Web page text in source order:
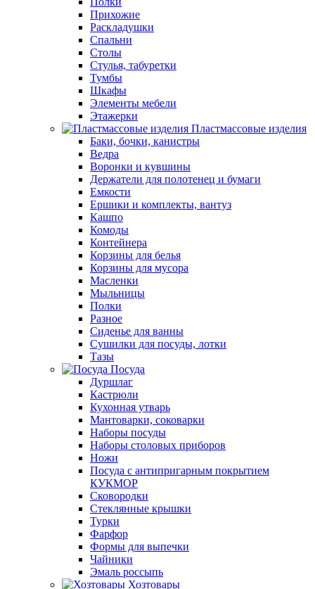
Прихожие
Раскладушки
Спальни
Столы
Стулья, табуретки
Тумбы
Шкафы
Элементы мебели
Этажерки
Пластмассовые изделия
Баки, бочки, канистры
Ведра
Воронки и кувшины
Держатели для полотенец и бумаги
Емкости
Ершики и комплекты, вантуз
Кашпо
Комоды
Контейнера
Корзины для белья
Корзины для мусора
Масленки
Мыльницы
Полки
Разное
Сиденье для ванны
Сушилки для посуды, лотки
Тазы
Посуда
Дуршлаг
Кастрюли
Кухонная утварь
Мантоварки, соковарки
Наборы посуды
Наборы столовых приборов
Ножи
Посуда с антипригарным покрытием
КУКМОР
Сковородки
Стеклянные крышки
Турки
Фарфор
Формы для выпечки
Чайники
Эмаль россыпь
Хозтовары